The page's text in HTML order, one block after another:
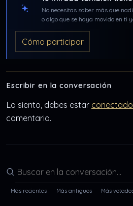
No necesitas saber más que
o algo que se haya movido en ti
Cómo participar
Escribir en la conversación
Lo siento, debes estar conectado
comentario.
Buscar en la conversación
Más recientes Más antiguos Más